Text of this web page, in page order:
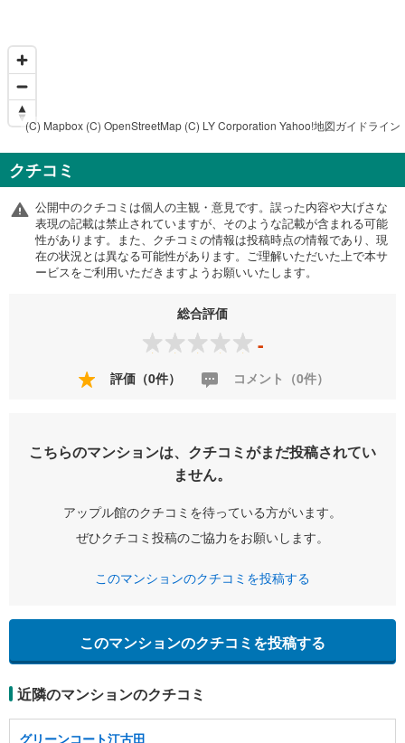
(C) Mapbox (C) OpenStreetMap (C) LY Corporation Yahoo!地図ガイドライン
クチコミ
公開中のクチコミは個人の主観・意見です。誤った内容や大げさな
表現の記載は禁止されていますが、そのような記載が含まれる可能
性があります。また、クチコミの情報は投稿時点の情報であり、現
在の状況とは異なる可能性があります。ご理解いただいた上で本サ
ービスをご利用いただきますようお願いいたします。
総合評価
-
評価（0件） コメント（0件）
こちらのマンションは、クチコミがまだ投稿されてい
ません。
アップル館のクチコミを待っている方がいます。
ぜひクチコミ投稿のご協力をお願いします。
このマンションのクチコミを投稿する
このマンションのクチコミを投稿する
近隣のマンションのクチコミ
グリーンコート江古田